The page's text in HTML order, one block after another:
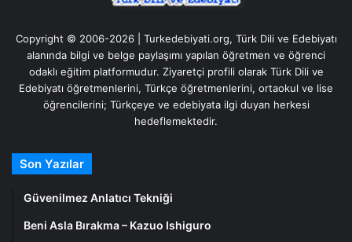
Copyright © 2006-2026 | Turkedebiyati.org, Türk Dili ve Edebiyatı
alanında bilgi ve belge paylaşımı yapılan öğretmen ve öğrenci
odaklı eğitim platformudur. Ziyaretçi profili olarak Türk Dili ve
Edebiyatı öğretmenlerini, Türkçe öğretmenlerini, ortaokul ve lise
öğrencilerini; Türkçeye ve edebiyata ilgi duyan herkesi
hedeflemektedir.
Son Yazılar
Güvenilmez Anlatıcı Tekniği
Beni Asla Bırakma – Kazuo Ishiguro